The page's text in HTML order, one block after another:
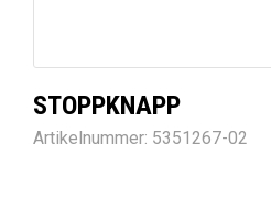
STOPPKNAPP
Artikelnummer: 5351267-02